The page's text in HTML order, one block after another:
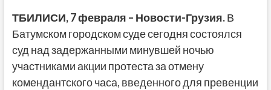
ТБИЛИСИ,7 февраля – Новости-Грузия.В
Батумском городском суде сегодня состоялся
суд над задержанными минувшей ночью
участниками акции протеста за отмену
комендантского часа, введенного для превенции